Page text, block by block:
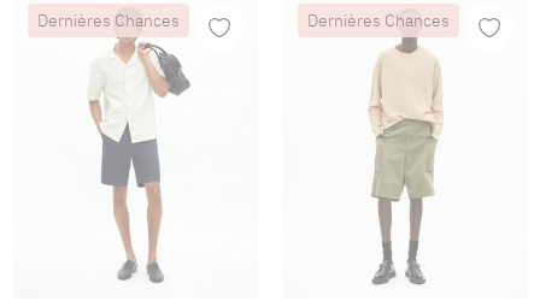
Dernières Chances Dernières Chances